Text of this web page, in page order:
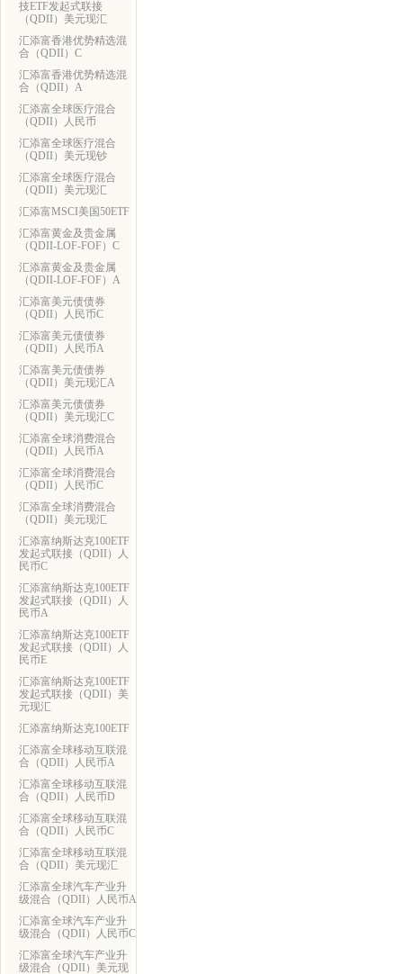
技ETF发起式联接
（QDII）美元现汇
汇添富香港优势精选混
合（QDII）C
汇添富香港优势精选混
合（QDII）A
汇添富全球医疗混合
（QDII）人民币
汇添富全球医疗混合
（QDII）美元现钞
汇添富全球医疗混合
（QDII）美元现汇
汇添富MSCI美国50ETF
汇添富黄金及贵金属
（QDII-LOF-FOF）C
汇添富黄金及贵金属
（QDII-LOF-FOF）A
汇添富美元债债券
（QDII）人民币C
汇添富美元债债券
（QDII）人民币A
汇添富美元债债券
（QDII）美元现汇A
汇添富美元债债券
（QDII）美元现汇C
汇添富全球消费混合
（QDII）人民币A
汇添富全球消费混合
（QDII）人民币C
汇添富全球消费混合
（QDII）美元现汇
汇添富纳斯达克100ETF
发起式联接（QDII）人
民币C
汇添富纳斯达克100ETF
发起式联接（QDII）人
民币A
汇添富纳斯达克100ETF
发起式联接（QDII）人
民币E
汇添富纳斯达克100ETF
发起式联接（QDII）美
元现汇
汇添富纳斯达克100ETF
汇添富全球移动互联混
合（QDII）人民币A
汇添富全球移动互联混
合（QDII）人民币D
汇添富全球移动互联混
合（QDII）人民币C
汇添富全球移动互联混
合（QDII）美元现汇
汇添富全球汽车产业升
级混合（QDII）人民币A
汇添富全球汽车产业升
级混合（QDII）人民币C
汇添富全球汽车产业升
级混合（QDII）美元现